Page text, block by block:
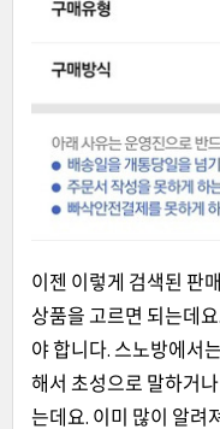
이젠 이 렇게 검색된 판
상품을 고르면 되는데
야 합니다. 스노방에서
해서 초성으로 말하거
는데요. 이미 많이 알려